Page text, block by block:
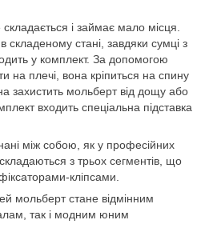
і займає мало місця.
стані, завдяки сумці з
у комплект. За допомогою
на плечі, вона кріпиться на спину
захистить мольберт від дощу або
входить спеціальна підставка
між собою, як у професійних
з трьох сегментів, що
кліпсами.
мольберт стане відмінним
так і модним юним